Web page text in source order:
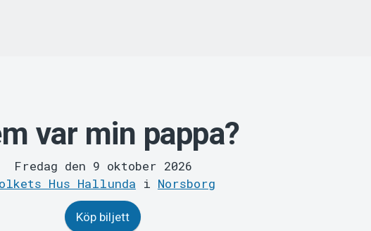
var min pappa?
Fredag den 9 oktober 2026
Hus Hallunda i Norsborg
Köp biljett